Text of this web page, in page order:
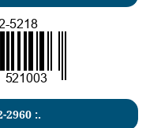
2960:.